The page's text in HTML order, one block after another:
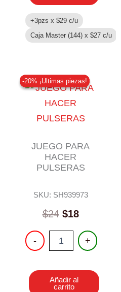
+3pzs x $29 c/u
Caja Master (144) x $27 c/u
-20% ¡Ultimas piezas!
JUEGO PARA
HACER
PULSERAS
SKU: SH939973
$24 Original
was:
$24.
$18Current
is:
$18.
-
JUEGO
PARA
cantidad
+
Añadir al
carrito
-20% ¡Ultimas piezas!